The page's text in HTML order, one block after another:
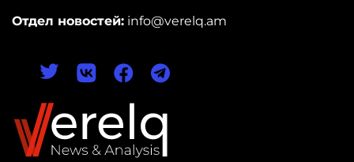
Отдел новостей: info@verelq.am